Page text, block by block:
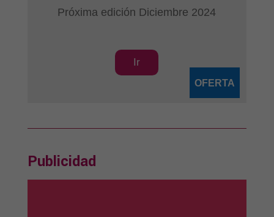
Próxima edición Diciembre 2024
Ir
OFERTA
Publicidad